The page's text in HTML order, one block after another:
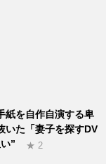
紙を自作自演する卑
いた「妻子を探すDV
”
★ 2